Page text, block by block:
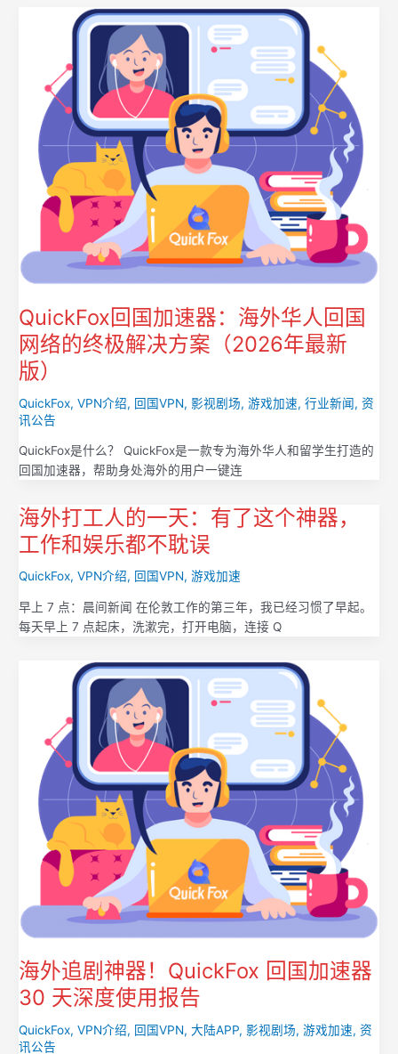
QuickFox回国加速器：海外华人回国
网络的终极解决方案（2026年最新
版）
QuickFox,VPN介绍, 回国VPN,影视剧场,游戏加速,行业新闻,资
讯公告
QuickFox是什么？ QuickFox是一款专为海外华人和留学生打造的
回国加速器，帮助身处海外的用户一键连
海外打工人的一天：有了这个神器，
工作和娱乐都不耽误
QuickFox,VPN介绍, 回国VPN,游戏加速
早上 7 点：晨间新闻 在伦敦工作的第三年，我已经习惯了早起。
每天早上 7 点起床，洗漱完，打开电脑，连接 Q
海外追剧神器！QuickFox 回国加速器
30 天深度使用报告
QuickFox,VPN介绍, 回国VPN,大陆APP,影视剧场,游戏加速,资
讯公告